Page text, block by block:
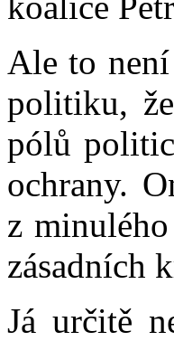
Ale to
politiku,
pólů
ochrany.
z
zásadních
Já určitě